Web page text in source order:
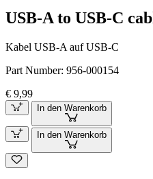
USB-A to USB-C
Kabel USB-A auf USB-C
Part Number: 956-000154
€ 9,99
In den Warenkorb
In den Warenkorb